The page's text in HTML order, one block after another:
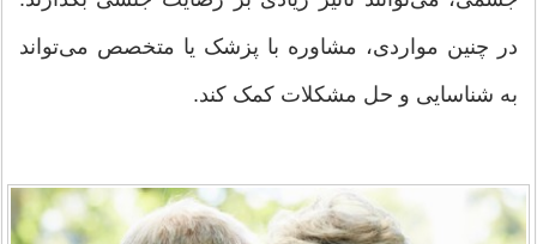
در چنین مواردی، مشاوره با پزشک یا متخصص می‌تواند
به شناسایی و حل مشکلات کمک کند.